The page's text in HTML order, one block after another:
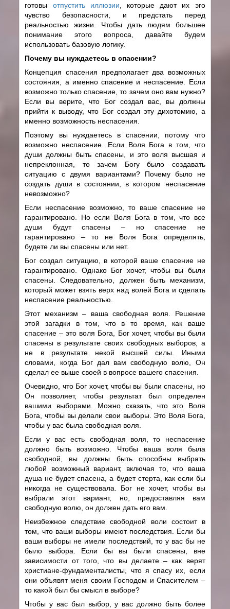
готовы отпустить иллюзии , которые дают их эго
чувство безопасности, и предстать перед
реальностью жизни. Чтобы дать людям большее
понимание этого вопроса, давайте будем
использовать базовую логику.
Почему вы нуждаетесь в спасении?
Концепция спасения предполагает два возможных
состояния, а именно спасение и неспасение. Если
возможно только спасение, то зачем оно вам нужно?
Если вы верите, что Бог создал вас, вы должны
прийти к выводу, что Бог создал эту дихотомию, а
именно возможность неспасения.
Поэтому вы нуждаетесь в спасении, потому что
возможно неспасение. Если Воля Бога в том, что
души должны быть спасены, и это воля высшая и
непреклонная, то зачем Богу было создавать
ситуацию с двумя вариантами? Почему было не
создать души в состоянии, в котором неспасение
невозможно?
Если неспасение возможно, то ваше спасение не
гарантировано. Но если Воля Бога в том, что все
души будут спасены – но спасение не
гарантировано – то не Воля Бога определять,
будете ли вы спасены или нет.
Бог создал ситуацию, в которой ваше спасение не
гарантировано. Однако Бог хочет, чтобы вы были
спасены. Следовательно, должен быть механизм,
который может взять верх над волей Бога и сделать
неспасение реальностью.
Этот механизм – ваша свободная воля. Решение
этой загадки в том, что в то время, как ваше
спасение – это воля Бога, Бог хочет, чтобы вы были
спасены в результате своих свободных выборов, а
не в результате некой высшей силы. Иными
словами, когда Бог дал вам свободную волю, Он
сделал ее выше своей в вопросе вашего спасения.
Очевидно, что Бог хочет, чтобы вы были спасены, но
Он позволяет, чтобы результат был определен
вашими выборами. Можно сказать, что это Воля
Бога, чтобы вы делали свои выборы. Это Воля Бога,
чтобы у вас была свободная воля.
Если у вас есть свободная воля, то неспасение
должно быть возможно. Чтобы ваша воля была
свободной, вы должны быть способны выбрать
любой возможный вариант, включая то, что ваша
душа не будет спасена, а будет стерта, как если бы
никогда не существовала. Бог не хочет, чтобы вы
выбрали этот вариант, но, предоставляя вам
свободную волю, он должен дать его вам.
Неизбежное следствие свободной воли состоит в
том, что ваши выборы имеют последствия. Если бы
ваши выборы не имели последствий, то у вас бы не
было выбора. Если бы вы были спасены, вне
зависимости от того,
что вы делаете – как верят
христиане-фундаменталисты, что я спасу их, если
они объявят меня своим Господом и Спасителем –
то какой был бы смысл в выборе?
Чтобы у вас был выбор, у вас должно быть более